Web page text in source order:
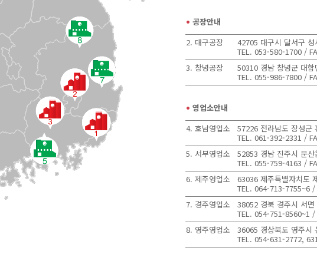
공장안내
2. 대구공장
42705 대구시 달서구
TEL. 053-580-1700 /
3. 창녕공장
50310 경남 창녕군 대
TEL. 055-986-7800 /
영업소안내
4. 호남영업소
57226 전라남도 장성군
TEL. 061-392-2331 /
5. 서부영업소
52853 경남 진주시 문
TEL. 055-759-4163 /
6. 제주영업소
63036 제주특별자치도
TEL. 064-713-7755~6
7. 경주영업소
38052 경북 경주시 서
TEL. 054-751-8560~1
8. 영주영업소
36065 경상북도 영주시
TEL. 054-631-2772,